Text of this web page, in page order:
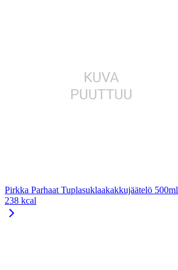
Pirkka Parhaat Tuplasuklaakakkujäätelö 500ml
238 kcal